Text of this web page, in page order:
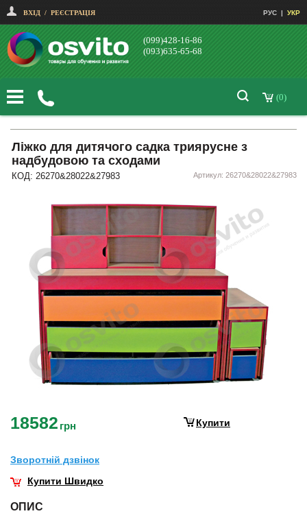
ВХІД / РЕЄСТРАЦІЯ РУС | УКР
(099)428-16-86
(093)635-65-68
(0)
Ліжко для дитячого садка триярусне з
надбудовою та сходами
КОД: 26270&28022&27983 Артикул: 26270&28022&27983
18582 грн Купити
Зворотнiй дзвiнок
Купити Швидко
ОПИС